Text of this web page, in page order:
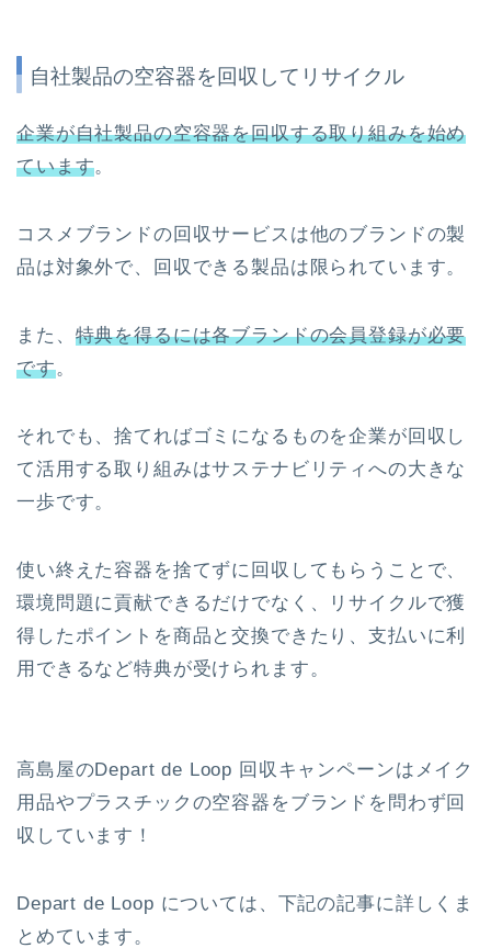
自社製品の空容器を回収してリサイクル
企業が自社製品の空容器を回収する取り組みを始め
ています。
コスメブランドの回収サービスは他のブランドの製
品は対象外で、回収できる製品は限られています。
また、 特典を得るには各ブランドの会員登録が必要
です。
それでも、捨てればゴミになるものを企業が回収し
て活用する取り組みはサステナビリティへの大きな
一歩です。
使い終えた容器を捨てずに回収してもらうことで、
環境問題に貢献できるだけでなく、リサイクルで獲
得したポイントを商品と交換できたり、支払いに利
用できるなど特典が受けられます。
高島屋のDepart de Loop 回収キャンペーンはメイク
用品やプラスチックの空容器をブランドを問わず回
収しています！
Depart de Loop については、下記の記事に詳しくま
とめています。